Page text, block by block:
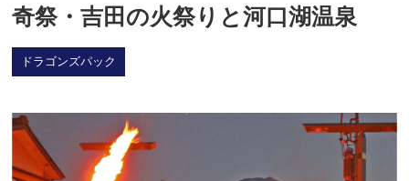
奇祭・吉田の火祭りと河口湖温泉
ドラゴンズパック